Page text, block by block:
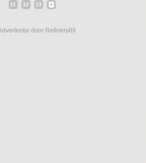
11 12 13
door Refinery89